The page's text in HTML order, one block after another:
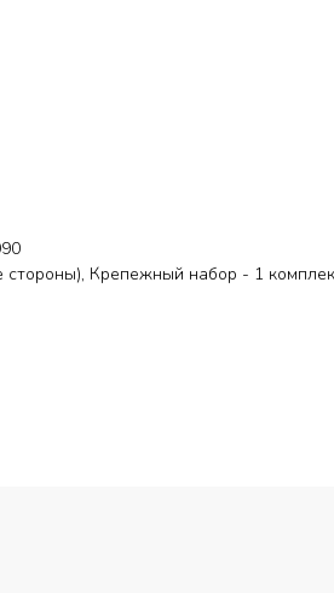
стороны), Крепежный набор - 1